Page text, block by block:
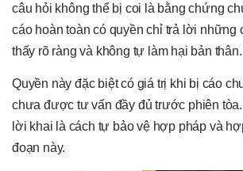
câu hỏi không thể bị coi là bằng chứng
cáo hoàn toàn có quyền chỉ trả lời những
thấy rõ ràng và không tự làm hại bản thân.
Quyền này đặc biệt có giá trị khi bị cáo
chưa được tư vấn đầy đủ trước phiên
lời khai là cách tự bảo vệ hợp pháp và
đoạn này.